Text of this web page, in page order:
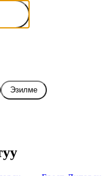
Эзилме